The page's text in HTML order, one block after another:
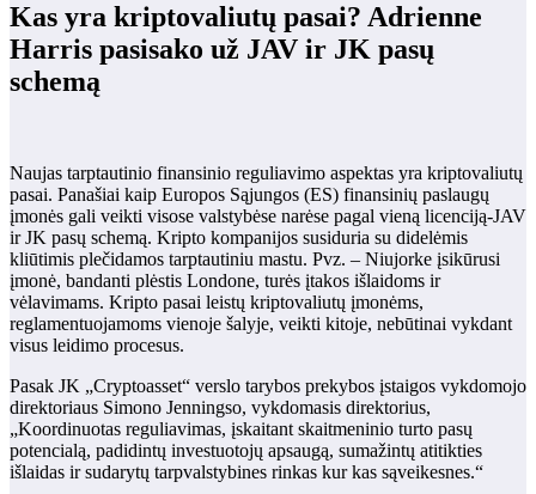
Kas yra kriptovaliutų pasai? Adrienne
Harris pasisako už JAV ir JK pasų
schemą
Naujas tarptautinio finansinio reguliavimo aspektas yra kriptovaliutų
pasai. Panašiai kaip Europos Sąjungos (ES) finansinių paslaugų
įmonės gali veikti visose valstybėse narėse pagal vieną licenciją-JAV
ir JK pasų schemą. Kripto kompanijos susiduria su didelėmis
kliūtimis plečidamos tarptautiniu mastu. Pvz. – Niujorke įsikūrusi
įmonė, bandanti plėstis Londone, turės įtakos išlaidoms ir
vėlavimams. Kripto pasai leistų kriptovaliutų įmonėms,
reglamentuojamoms vienoje šalyje, veikti kitoje, nebūtinai vykdant
visus leidimo procesus.
Pasak JK „Cryptoasset“ verslo tarybos prekybos įstaigos vykdomojo
direktoriaus Simono Jenningso, vykdomasis direktorius,
„Koordinuotas reguliavimas, įskaitant skaitmeninio turto pasų
potencialą, padidintų investuotojų apsaugą, sumažintų atitikties
išlaidas ir sudarytų tarpvalstybines rinkas kur kas sąveikesnes.“